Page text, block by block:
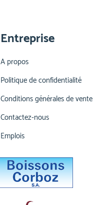
Entreprise
A propos
Politique de confidentialité
Conditions générales de vente
Contactez-nous
Emplois